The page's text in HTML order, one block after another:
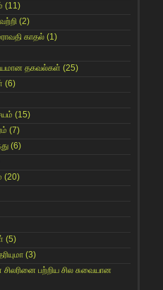
(11)
(2)
காதல் (1)
தகவல்கள் (25)
(6)
(15)
(7)
(6)
(20)
(5)
(3)
பற்றிய சில சுவையான